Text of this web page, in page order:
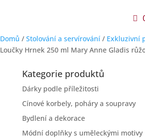
Domů / Stolování a servírování / Exkluzivní
Loučky Hrnek 250 ml Mary Anne Gladis
Kategorie produktů
Dárky podle příležitosti
Cínové korbely, poháry a soupravy
Bydlení a dekorace
Módní doplňky s uměleckými motivy